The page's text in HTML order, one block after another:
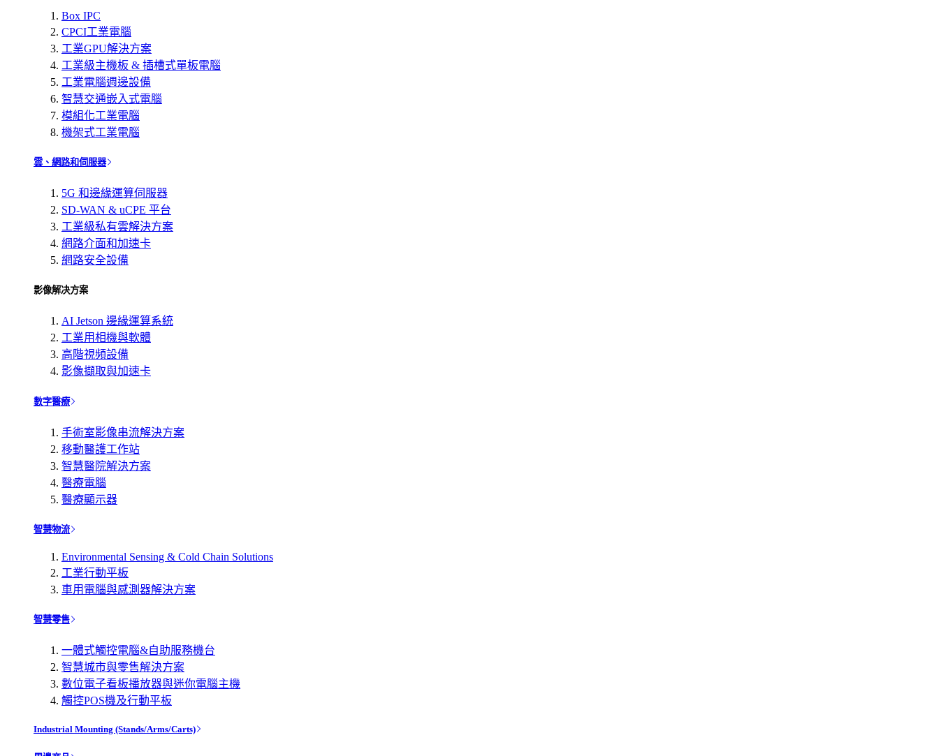
Box IPC
CPCI工業電腦
工業GPU解決方案
工業級主機板 & 插槽式單板電腦
工業電腦週邊設備
智慧交通嵌入式電腦
模組化工業電腦
機架式工業電腦
雲、網路和伺服器
5G 和邊緣運算伺服器
SD-WAN & uCPE 平台
工業級私有雲解決方案
網路介面和加速卡
網路安全設備
影像解决方案
AI Jetson 邊緣運算系統
工業用相機與軟體
高階視頻設備
影像擷取與加速卡
數字醫療
手術室影像串流解決方案
移動醫護工作站
智慧醫院解決方案
醫療電腦
醫療顯示器
智慧物流
Environmental Sensing & Cold Chain Solutions
工業行動平板
車用電腦與感測器解決方案
智慧零售
一體式觸控電腦&自助服務機台
智慧城市與零售解決方案
數位電子看板播放器與迷你電腦主機
觸控POS機及行動平板
Industrial Mounting (Stands/Arms/Carts)